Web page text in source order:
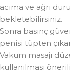
acıma ve ağrı
bekletebilirsiniz.
Sonra basınç
penisi tüpten
Vakum masajı
kullanılması